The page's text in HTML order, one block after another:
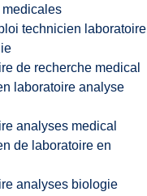
technicien laboratoire
de recherche medical
laboratoire analyse
analyses medical
de laboratoire en
analyses biologie